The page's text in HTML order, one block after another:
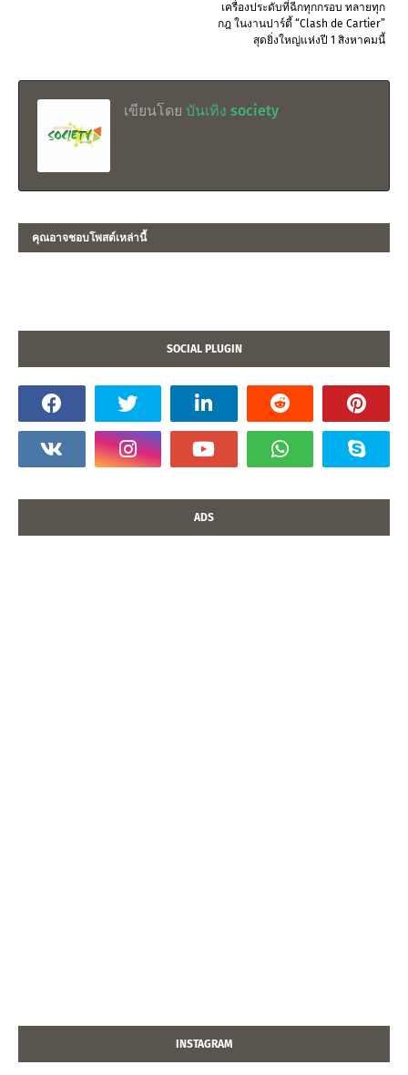
เครื่องประดับที่ฉีกทุกกรอบ ทลายทุก
กฎ ในงานปาร์ตี้ “Clash de Cartier”
สุดยิ่งใหญ่แห่งปี 1 สิงหาคมนี้
เขียนโดย บันเทิง society
คุณอาจชอบโพสต์เหล่านี้
SOCIAL PLUGIN
ADS
INSTAGRAM